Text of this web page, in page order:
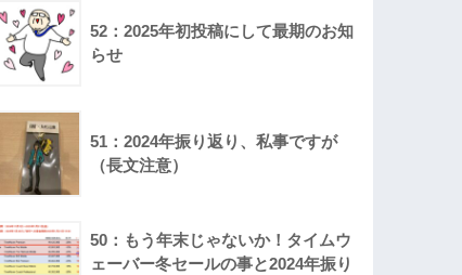
52：2025年初投稿にして最期のお知
らせ
51：2024年振り返り、私事ですが
（長文注意）
50：もう年末じゃないか！タイムウ
ェーバー冬セールの事と2024年振り